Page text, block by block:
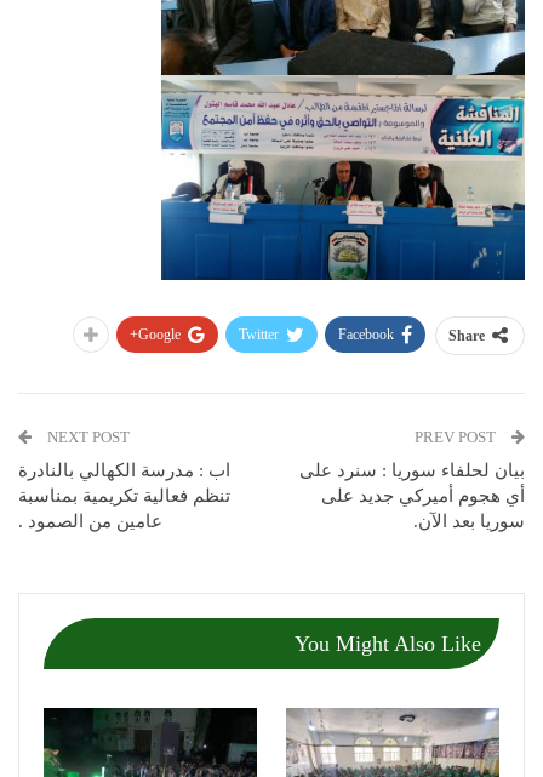
Share
Facebook
Twitter
Google+
بيان لحلفاء سوريا : سنرد على
أي هجوم أميركي جديد على
سوريا بعد الآن.
NEXT POST
اب : مدرسة الكهالي بالنادرة
تنظم فعالية تكريمية بمناسبة
عامين من الصمود .
You Might Also Like